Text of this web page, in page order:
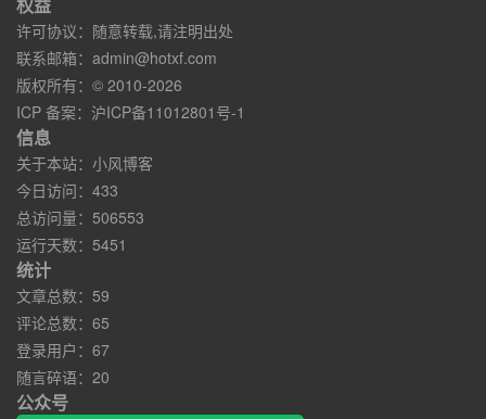
许可协议：随意转载,请注明出处
联系邮箱： admin@hotxf.com
版权所有：© 2010-2026
ICP 备案： 沪ICP备11012801号-1
信息
关于本站： 小风博客
今日访问：433
总访问量：506553
运行天数：5451
统计
文章总数：59
评论总数：65
登录用户：67
随言碎语：20
公众号